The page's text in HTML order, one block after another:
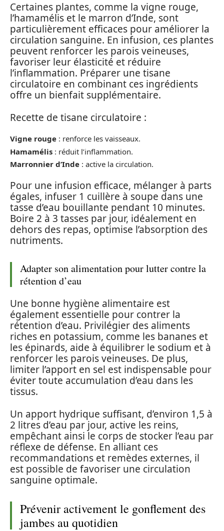
Certaines plantes, comme la vigne rouge,
l’hamamélis et le marron d’Inde, sont
particulièrement efficaces pour améliorer la
circulation sanguine. En infusion, ces plantes
peuvent renforcer les parois veineuses,
favoriser leur élasticité et réduire
l’inflammation. Préparer une tisane
circulatoire en combinant ces ingrédients
offre un bienfait supplémentaire.
Recette de tisane circulatoire :
Vigne rouge : renforce les vaisseaux.
Hamamélis : réduit l’inflammation.
Marronnier d’Inde : active la circulation.
Pour une infusion efficace, mélanger à parts
égales, infuser 1 cuillère à soupe dans une
tasse d’eau bouillante pendant 10 minutes.
Boire 2 à 3 tasses par jour, idéalement en
dehors des repas, optimise l’absorption des
nutriments.
Adapter son alimentation pour lutter contre la
rétention d’eau
Une bonne hygiène alimentaire est
également essentielle pour contrer la
rétention d’eau. Privilégier des aliments
riches en potassium, comme les bananes et
les épinards, aide à équilibrer le sodium et à
renforcer les parois veineuses. De plus,
limiter l’apport en sel est indispensable pour
éviter toute accumulation d’eau dans les
tissus.
Un apport hydrique suffisant, d’environ 1,5 à
2 litres d’eau par jour, active les reins,
empêchant ainsi le corps de stocker l’eau par
réflexe de défense. En alliant ces
recommandations et remèdes externes, il
est possible de favoriser une circulation
sanguine optimale.
Prévenir activement le gonflement des
jambes au quotidien